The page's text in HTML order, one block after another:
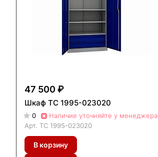
47 500 ₽
Шкаф ТС 1995-023020
0
Наличие уточняйте у менеджера
Арт. ТС 1995-023020
В корзину